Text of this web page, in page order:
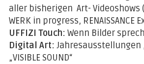
aller bisherigen Art- Videoshows
WERK in progress, RENAISSANCE
UFFIZI Touch: Wenn Bilder
Digital Art: Jahresausstellungen
„VISIBLE SOUND“